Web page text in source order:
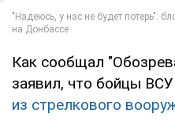
Как сообщал
заявил, что бойцы ВСУ
из стрелкового